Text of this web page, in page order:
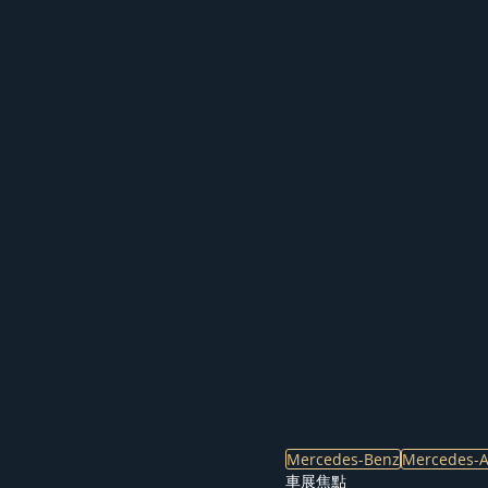
Mercedes-BenzMercedes-
車展焦點